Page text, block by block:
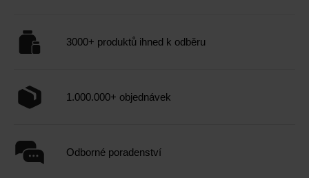
3000+ produktů ihned k odběru
1.000.000+ objednávek
Odborné poradenství